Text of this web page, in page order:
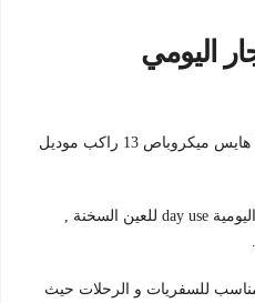
اليومي
بالتالي اجر الان بأقل تكلفة تويوتا هايس ميكروباص 13 راكب موديل
للرحلات اليومية day use للعين السخنة ,
للسفريات و الرحلات حيث